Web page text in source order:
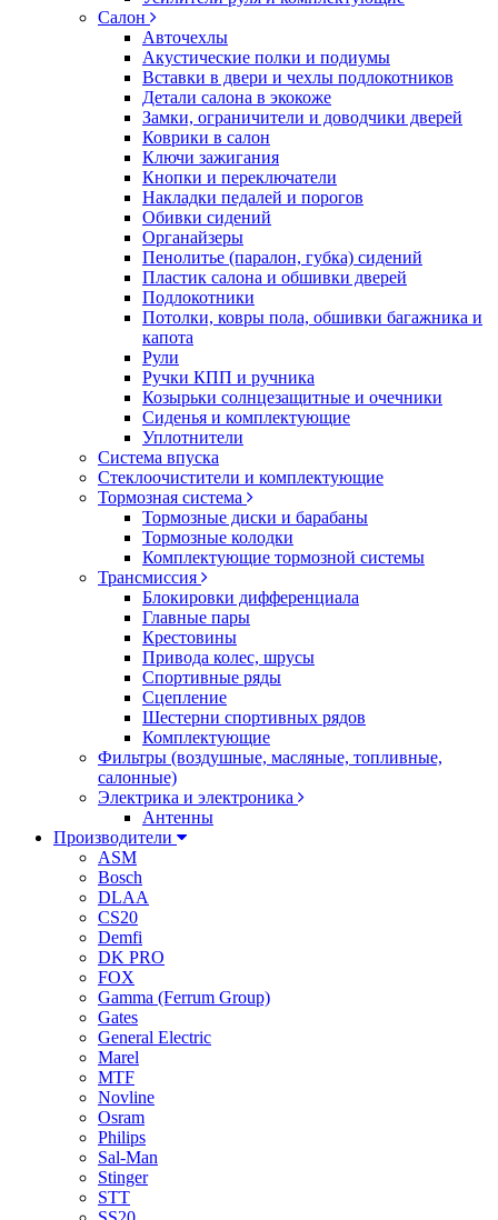
Салон
Авточехлы
Акустические полки и подиумы
Вставки в двери и чехлы подлокотников
Детали салона в экокоже
Замки, ограничители и доводчики дверей
Коврики в салон
Ключи зажигания
Кнопки и переключатели
Накладки педалей и порогов
Обивки сидений
Органайзеры
Пенолитье (паралон, губка) сидений
Пластик салона и обшивки дверей
Подлокотники
Потолки, ковры пола, обшивки багажника и
капота
Рули
Ручки КПП и ручника
Козырьки солнцезащитные и очечники
Сиденья и комплектующие
Уплотнители
Система впуска
Стеклоочистители и комплектующие
Тормозная система
Тормозные диски и барабаны
Тормозные колодки
Комплектующие тормозной системы
Трансмиссия
Блокировки дифференциала
Главные пары
Крестовины
Привода колес, шрусы
Спортивные ряды
Сцепление
Шестерни спортивных рядов
Комплектующие
Фильтры (воздушные, масляные, топливные,
салонные)
Электрика и электроника
Антенны
Производители
ASM
Bosch
DLAA
CS20
Demfi
DK PRO
FOX
Gamma (Ferrum Group)
Gates
General Electric
Marel
MTF
Novline
Osram
Philips
Sal-Man
Stinger
STT